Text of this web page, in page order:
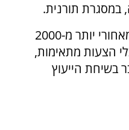
במסגרת תורנית.
יום ראשון, כ"א אלול 14/9, בשעה 20:00, בזום, ללא עלות. תגלי את הסודות שמאחורי יותר מ-2000
הצעות מתאימות,
בשיחת הייעוץ